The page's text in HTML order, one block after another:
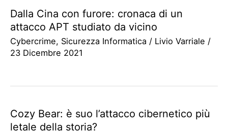
Dalla Cina con furore: cronaca di un
attacco APT studiato da vicino
Cybercrime, Sicurezza Informatica / Livio Varriale /
23 Dicembre 2021
Cozy Bear: è suo l’attacco cibernetico più
letale della storia?